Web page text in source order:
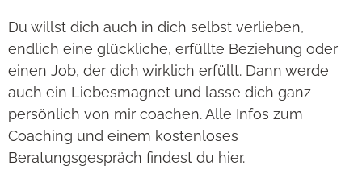
Du willst dich auch in dich selbst verlieben,
endlich eine glückliche, erfüllte Beziehung oder
einen Job, der dich wirklich erfüllt. Dann werde
auch ein Liebesmagnet und lasse dich ganz
persönlich von mir coachen. Alle Infos zum
Coaching und einem kostenloses
Beratungsgespräch findest du hier.